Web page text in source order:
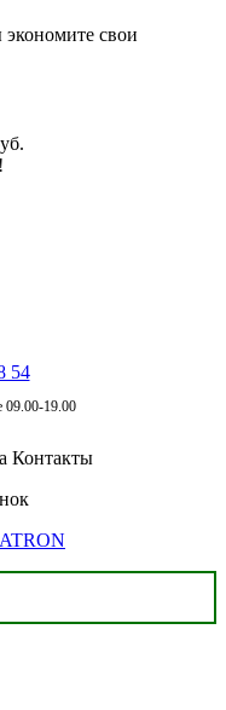
экономите свои
54
09.00-19.00
Контакты